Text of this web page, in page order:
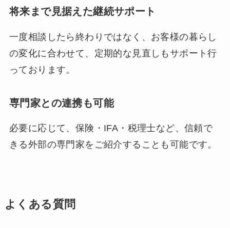
将来まで見据えた継続サポート
一度相談したら終わりではなく、お客様の暮らし
の変化に合わせて、定期的な見直しもサポート行
っております。
専門家との連携も可能
必要に応じて、保険・IFA・税理士など、信頼で
きる外部の専門家をご紹介することも可能です。
よくある質問